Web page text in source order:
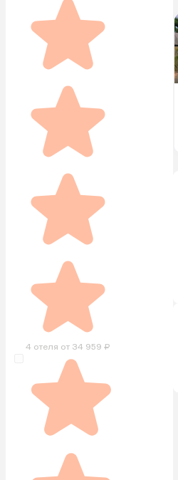
4 отеля от 34 959 ₽